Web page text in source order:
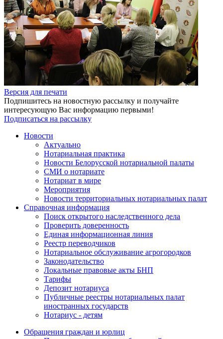
Версия для печати
Подпишитесь на новостную рассылку и получайте
интересующую Вас информацию первыми!
Подписаться на рассылку
Новости
Актуально
Нотариальная практика
Новости Белорусской нотариальной палаты
СМИ о нотариате
Нотариат в мире
Мероприятия
Новости территориальных нотариальных палат
Справочная информация
Поиск открытого наследственного дела
Проверить доверенность
Единая информационная линия
Реестр переводчиков
Нотариальное обслуживание агрогородков
Законодательство
Локальные правовые акты БНП
Тарифы
Депозит нотариуса
Публичные реестры нотариальных палат
иностранных государств
Нотариус - детям
Обращения граждан и юрлиц